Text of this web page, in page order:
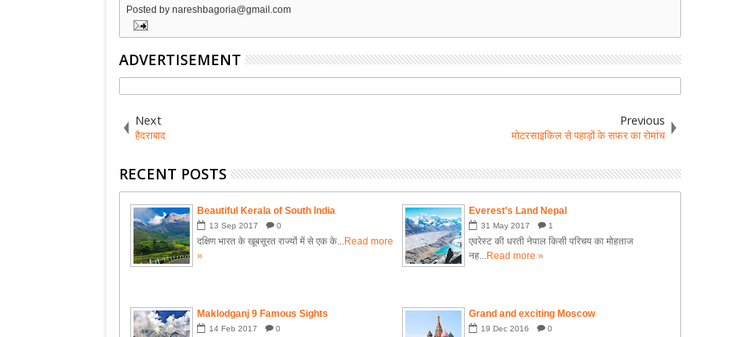
Posted bynareshbagoria@gmail.com
ADVERTISEMENT
Next
हैदराबाद
Previous
मोटरसाइकिल से पहाड़ों के सफर का रोमांच
RECENT POSTS
Beautiful Kerala of South India
13 Sep 2017 0
दक्षिण भारत के खूबसूरत राज्यों में से एक के...Read more
»
Everest's Land Nepal
31 May 2017 1
एवरेस्ट की धरती नेपाल किसी परिचय का मोहताज
नह...Read more »
Maklodganj 9 Famous Sights
14 Feb 2017 0
Grand and exciting Moscow
19 Dec 2016 0